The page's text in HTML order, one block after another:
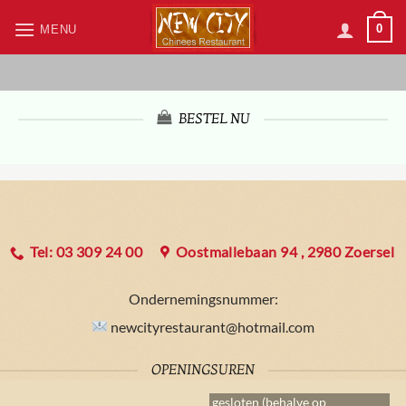
content
MENU 0
BESTEL NU
Tel: 03 309 24 00 Oostmall‍ebaan 94 , 2980 Zoersel
Ondernemingsnummer:
newcityrestaurant@hotmail.com
OPENINGSUREN
gesloten (behalve op